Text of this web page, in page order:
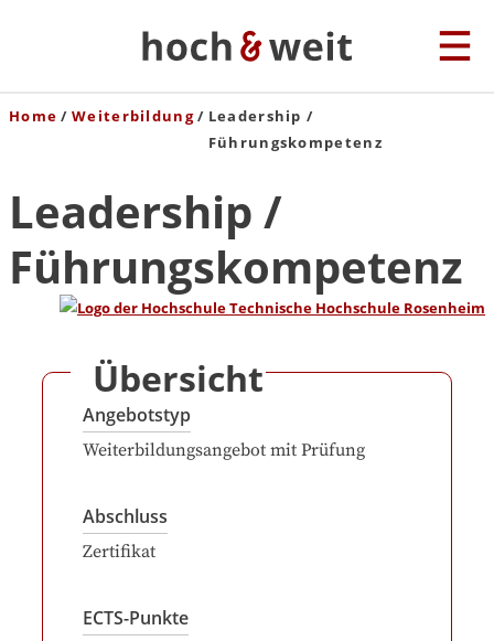
Home Weiterbildung
Leadership /
Führungskompetenz
Leadership /
Führungskompetenz
Übersicht
Angebotstyp
Weiterbildungsangebot mit Prüfung
Abschluss
Zertifikat
ECTS-Punkte